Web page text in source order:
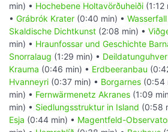
min) • Hochebene Holtavörðuheiði (1:12
• Grábrók Krater (0:40 min) •
Skaldische Dichtkunst (2:08 min) •
min) • Hraunfossar und Geschichte
Snorralaug (1:29 min) •
Krauma (0:46 min) • Erdbeeranbau
Hvanneyri (0:37 min) • Borgarnes (0:54
min) • Fernwärmenetz Akranes (1:09
min) • Siedlungsstruktur in Island (0:58
Esja (0:44 min) • Magentfeld-